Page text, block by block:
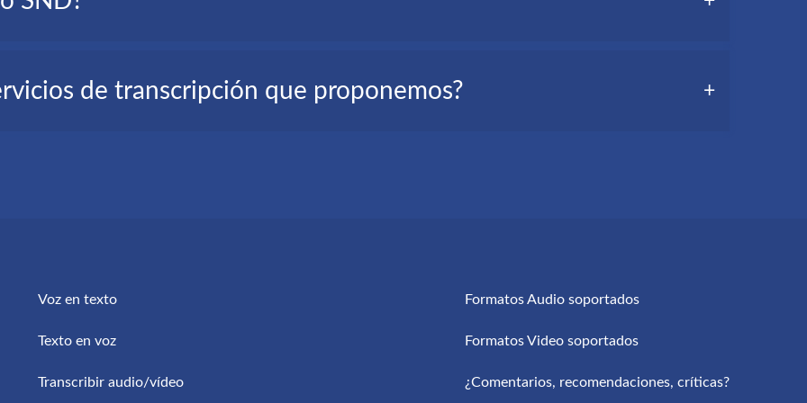
3 pasajes para registrarse y obtener su transcripción en pocos minutos por correo electrónico.
de transcripción que proponemos?
Voz en texto
Texto en voz
Transcribir audio/vídeo
Formatos Audio soportados
Formatos Video soportados
¿Comentarios, recomendaciones, críticas?